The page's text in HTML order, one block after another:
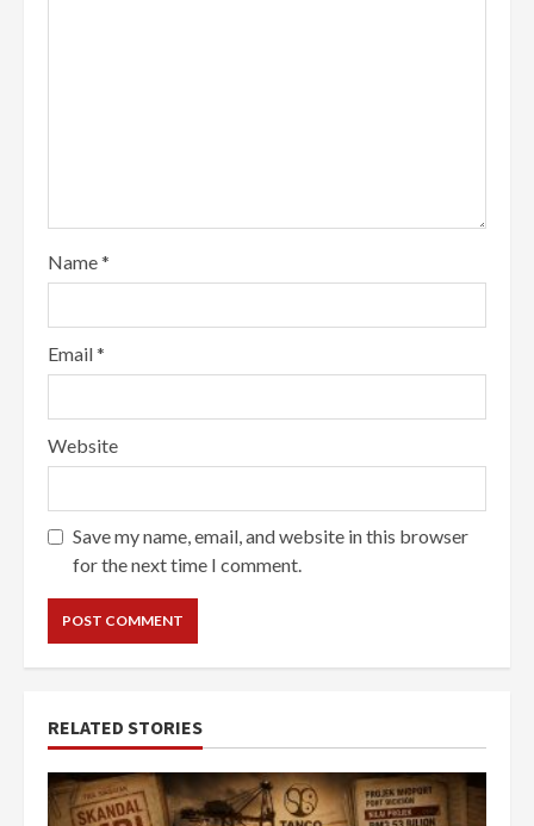
Name*
Email*
Website
Save my name, email, and website in this browser
for the next time I comment.
RELATED STORIES